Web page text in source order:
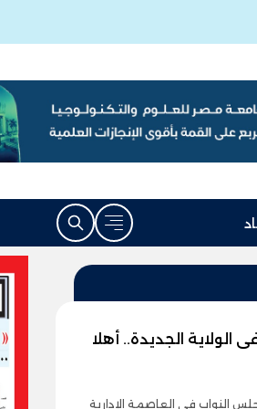
الجديدة.. أهلا
النواب فى العاصمة الإدارية